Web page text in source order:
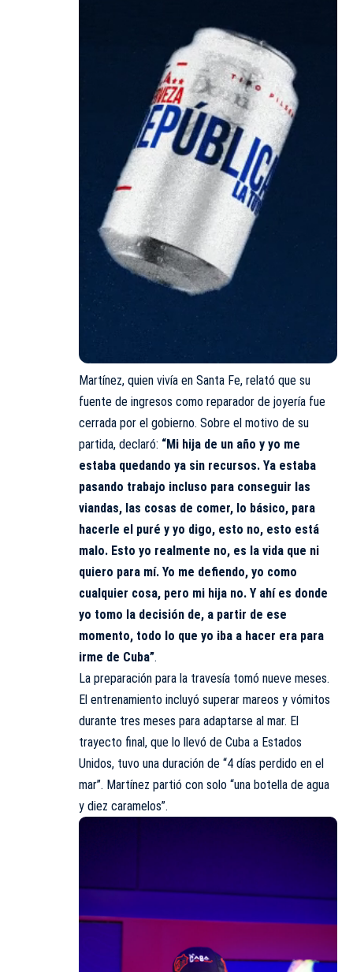
Martínez, quien vivía en Santa Fe, relató que su
fuente de ingresos como reparador de joyería fue
cerrada por el gobierno. Sobre el motivo de su
partida, declaró: “Mi hija de un año y yo me
estaba quedando ya sin recursos. Ya estaba
pasando trabajo incluso para conseguir las
viandas, las cosas de comer, lo básico, para
hacerle el puré y yo digo, esto no, esto está
malo. Esto yo realmente no, es la vida que ni
quiero para mí. Yo me defiendo, yo como
cualquier cosa, pero mi hija no. Y ahí es donde
yo tomo la decisión de, a partir de ese
momento, todo lo que yo iba a hacer era para
irme de Cuba”.
La preparación para la travesía tomó nueve meses.
El entrenamiento incluyó superar mareos y vómitos
durante tres meses para adaptarse al mar. El
trayecto final, que lo llevó de Cuba a Estados
Unidos, tuvo una duración de “4 días perdido en el
mar”. Martínez partió con solo “una botella de agua
y diez caramelos”.